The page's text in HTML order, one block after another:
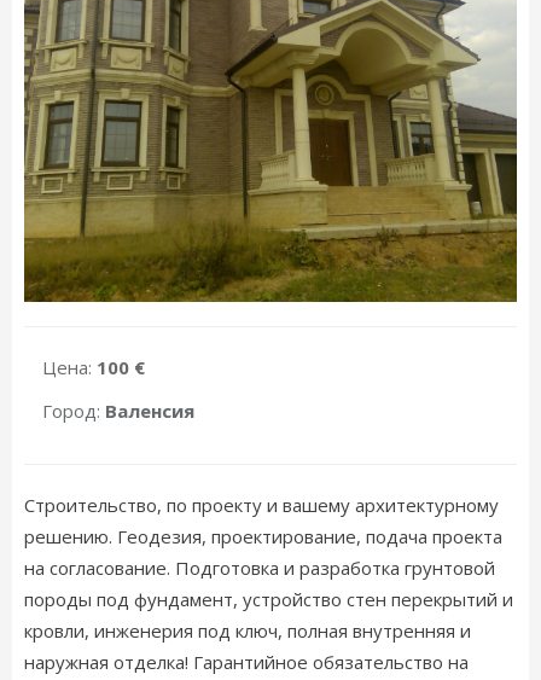
Цена: 100 €
Город: Валенсия
Строительство, по проекту и вашему архитектурному
решению. Геодезия, проектирование, подача проекта
на согласование. Подготовка и разработка грунтовой
породы под фундамент, устройство стен перекрытий и
кровли, инженерия под ключ, полная внутренняя и
наружная отделка! Гарантийное обязательство на